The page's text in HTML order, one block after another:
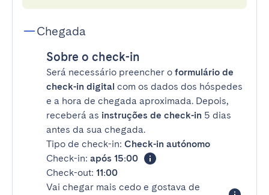
Chegada
Sobre o check-in
Será necessário preencher o formulário de
check-in digital com os dados dos hóspedes
e a hora de chegada aproximada. Depois,
receberá as instruções de check-in 5 dias
antes da sua chegada.
Tipo de check-in: Check-in autónomo
Check-in: após 15:00
Check-out: 11:00
Vai chegar mais cedo e gostava de